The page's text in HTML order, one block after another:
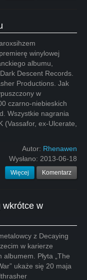
winylowej
albumu,
Descent Records.
Productions. Jak
w
czarno-niebieskich
Wszystkie nagrania
(Vassafor, ex-Ulcerate,
Autor: Rhenawen
Wysłano: 2013-06-18
Więcej Komentarz
wkrótce w
z Decaying
w karierze
albumem. Płyta „The
ukaże się 20 maja